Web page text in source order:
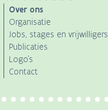
Over ons
Organisatie
Jobs, stages en vrijwilligers
Publicaties
Logo's
Contact